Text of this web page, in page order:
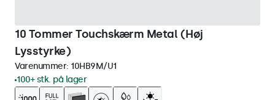
10 Tommer Touchskærm Metal (Høj
Lysstyrke)
Varenummer: 10HB9M/U1
100+ stk. på lager